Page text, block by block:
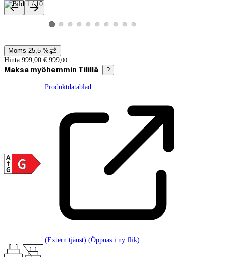
Produktbilder och videor
Visa produktbild 1
Visa produktbild 2
Visa produktbild 3
Visa produktbild 4
Visa produktbild 5
Visa produktbild 6
Visa produktbild 7
Visa produktbild 8
Visa produktbild 9
Visa produktbild 10
Prisinformation
Moms 25,5 %
Hinta 999,00 €. 999,00
Maksa myöhemmin Tilillä ?
Produktdatablad
(Extern tjänst) (Öppnas i ny flik)